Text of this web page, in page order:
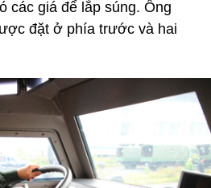
các giá để lắp súng. Ống
đặt ở phía trước và hai